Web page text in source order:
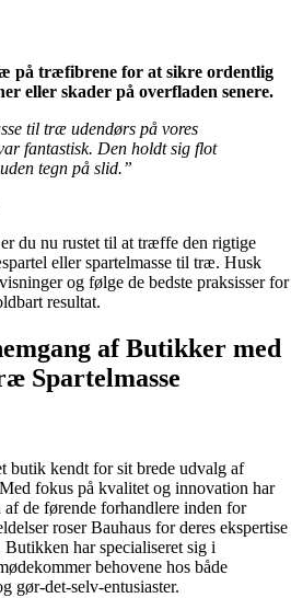
på træfibrene for at sikre ordentlig
eller skader på overfladen senere.
til træ udendørs på vores
fantastisk. Den holdt sig flot
tegn på slid.”
du nu rustet til at træffe den rigtige
eller spartelmasse til træ. Husk
og følge de bedste praksisser for
resultat.
af Butikker med
Spartelmasse
butik kendt for sit brede udvalg af
fokus på kvalitet og innovation har
af de førende forhandlere inden for
roser Bauhaus for deres ekspertise
har specialiseret sig i
behovene hos både
gør-det-selv-entusiaster.